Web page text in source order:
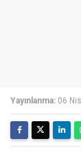
Yayınlanma: 06